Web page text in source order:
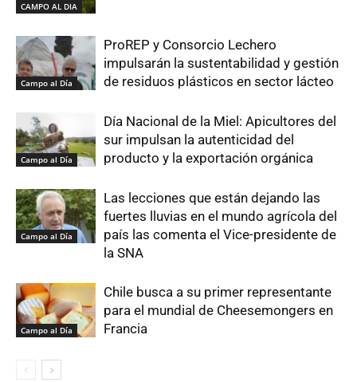
CAMPO AL DIA
Campo al Día
ProREP y Consorcio Lechero
impulsarán la sustentabilidad y gestión
de residuos plásticos en sector lácteo
Campo al Día
Día Nacional de la Miel: Apicultores del
sur impulsan la autenticidad del
producto y la exportación orgánica
Campo al Día
Las lecciones que están dejando las
fuertes lluvias en el mundo agrícola del
país las comenta el Vice-presidente de
la SNA
Campo al Día
Chile busca a su primer representante
para el mundial de Cheesemongers en
Francia